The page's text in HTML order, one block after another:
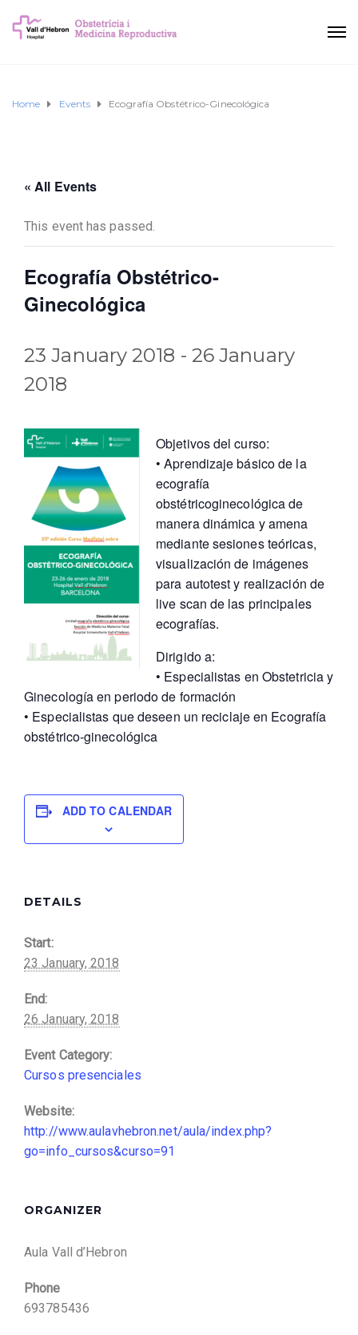
Home Events Ecografía Obstétrico-Ginecológica
« All Events
This event has passed.
Ecografía Obstétrico-
Ginecológica
23 January 2018 - 26 January
2018
Objetivos del curso:
• Aprendizaje básico de la
ecografía
obstétricoginecológica de
manera dinámica y amena
mediante sesiones teóricas,
visualización de imágenes
para autotest y realización de
live scan de las principales
ecografías.
Dirigido a:
• Especialistas en Obstetricia y
Ginecología en periodo de formación
• Especialistas que deseen un reciclaje en Ecografía
obstétrico-ginecológica
ADD TO CALENDAR
DETAILS
Start:
23 January, 2018
End:
26 January, 2018
Event Category:
Cursos presenciales
Website:
http://www.aulavhebron.net/aula/index.php?
go=info_cursos&curso=91
ORGANIZER
Aula Vall d’Hebron
Phone
693785436